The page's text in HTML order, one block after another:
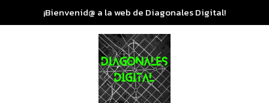
¡Bienvenid@ a la web de Diagonales Digital!